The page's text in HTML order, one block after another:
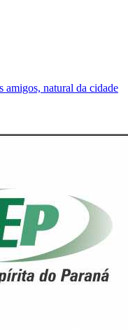
amigos, natural da cidade